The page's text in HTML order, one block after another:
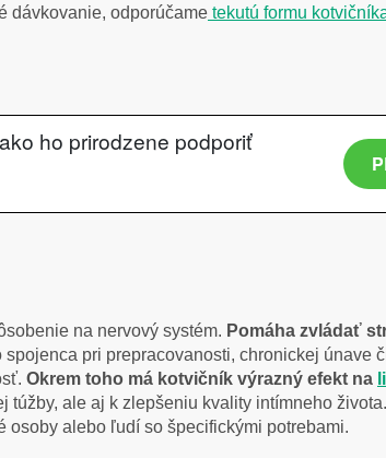
dávkovanie, odporúčame tekutú formu
na nervový systém. Pomáha zvládať
pri prepracovanosti, chronickej únave
Okrem toho má kotvičník výrazný efekt na
ale aj k zlepšeniu kvality intímneho
osoby alebo ľudí so špecifickými potrebami.